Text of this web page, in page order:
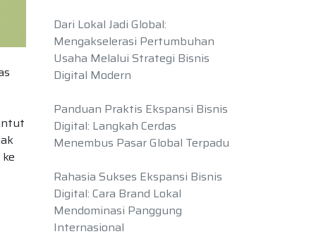
Dari Lokal Jadi Global:
Mengakselerasi Pertumbuhan
Usaha Melalui Strategi Bisnis
Digital Modern
Panduan Praktis Ekspansi Bisnis
Digital: Langkah Cerdas
Menembus Pasar Global Terpadu
Rahasia Sukses Ekspansi Bisnis
Digital: Cara Brand Lokal
Mendominasi Panggung
Internasional